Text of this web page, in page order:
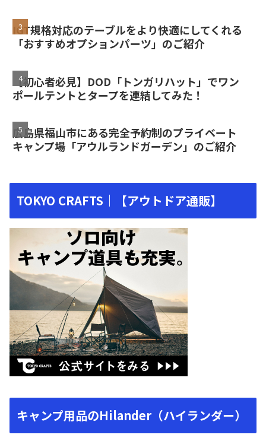
IGT規格対応のテーブルをより快適にしてくれる
「おすすめオプションパーツ」のご紹介
【初心者必見】DOD「トンガリハット」でワン
ポールテントとタープを連結してみた！
広島県福山市にある完全予約制のプライベート
キャンプ場「アウルランドガーデン」のご紹介
TOKYO CRAFTS｜【アウトドア通販】
キャンプ用品のHilander（ハイランダー）